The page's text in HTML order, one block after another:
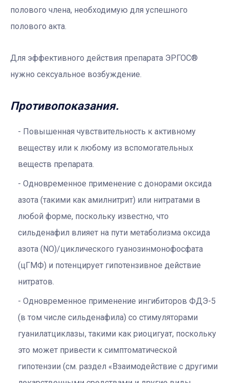
полового члена, необходимую для успешного
полового акта.
Для эффективного действия препарата ЭРГОС®
нужно сексуальное возбуждение.
Противопоказания.
Повышенная чувствительность к активному
веществу или к любому из вспомогательных
веществ препарата.
Одновременное применение с донорами оксида
азота (такими как амилнитрит) или нитратами в
любой форме, поскольку известно, что
сильденафил влияет на пути метаболизма оксида
азота (NO)/циклического гуанозинмонофосфата
(цГМФ) и потенцирует гипотензивное действие
нитратов.
Одновременное применение ингибиторов ФДЭ-5
(в том числе сильденафила) со стимуляторами
гуанилатциклазы, такими как риоцигуат, поскольку
это может привести к симптоматической
гипотензии (см. раздел «Взаимодействие с другими